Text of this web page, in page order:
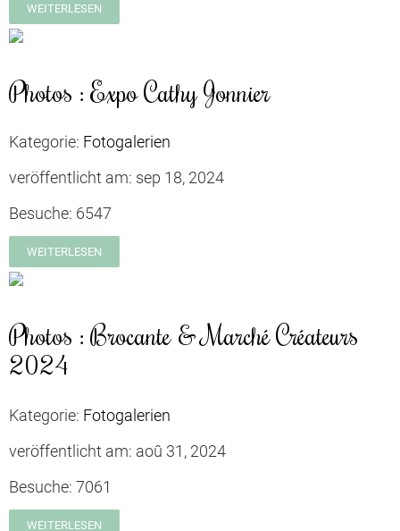
WEITERLESEN
Photos : Expo Cathy Jonnier
Kategorie: Fotogalerien
veröffentlicht am: sep 18, 2024
Besuche: 6547
WEITERLESEN
Photos : Brocante & Marché Créateurs
2024
Kategorie: Fotogalerien
veröffentlicht am: aoû 31, 2024
Besuche: 7061
WEITERLESEN